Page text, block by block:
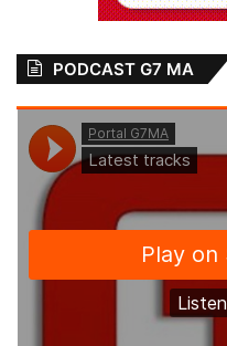
PODCAST G7 MA